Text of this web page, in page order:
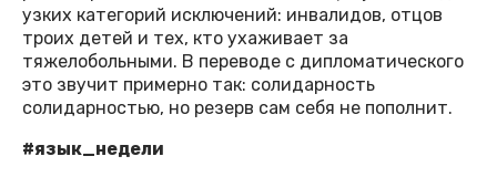
узких категорий исключений: инвалидов, отцов
троих детей и тех, кто ухаживает за
тяжелобольными. В переводе с дипломатического
это звучит примерно так: солидарность
солидарностью, но резерв сам себя не пополнит.
#язык_недели